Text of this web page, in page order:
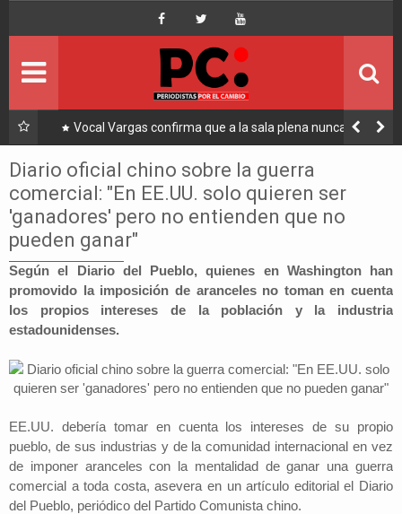
por
Vocal Vargas confirma que a la sala plena nunca llegó
una carta de renuncia de Hassenteufel
Diario oficial chino sobre la guerra
comercial: "En EE.UU. solo quieren ser
'ganadores' pero no entienden que no
pueden ganar"
Según el Diario del Pueblo, quienes en Washington han
promovido la imposición de aranceles no toman en cuenta
los propios intereses de la población y la industria
estadounidenses.
EE.UU. debería tomar en cuenta los intereses de su propio
pueblo, de sus industrias y de la comunidad internacional en vez
de imponer aranceles con la mentalidad de ganar una guerra
comercial a toda costa, asevera en un artículo editorial el Diario
del Pueblo, periódico del Partido Comunista chino.
Portada
Ultimo
Economía
Mundo
Nacional
Lee Más